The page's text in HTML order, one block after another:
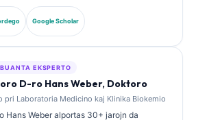
kaj diagnoza analizo. Ŝi havas specialajn
klinika kemio kaj publikigis amplekse pri
paneloj kaj laboratoria analizo en klinika
Google Scholar
EKSPERTO
D-ro Hans Weber, Doktoro
pri Laboratoria Medicino kaj Klinika Biokemio
Hans Weber alportas 30+ jarojn da